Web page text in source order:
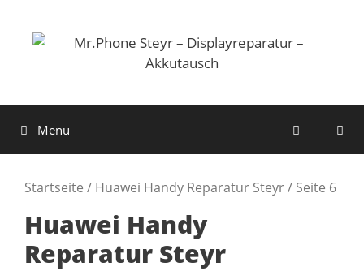
Inhalt
springen
Menü
Startseite / Huawei Handy Reparatur Steyr/ Seite 6
Huawei Handy
Reparatur Steyr
Salzburg
◉VARENA Vöcklabruck